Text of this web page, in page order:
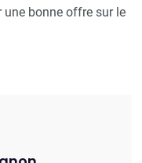
une bonne offre sur le